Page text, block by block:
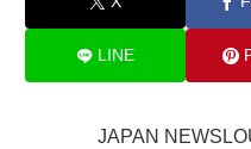
LINE
JAPAN